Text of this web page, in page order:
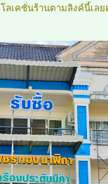
โลเคชั่นร้านตามลิงค์นี้เลย